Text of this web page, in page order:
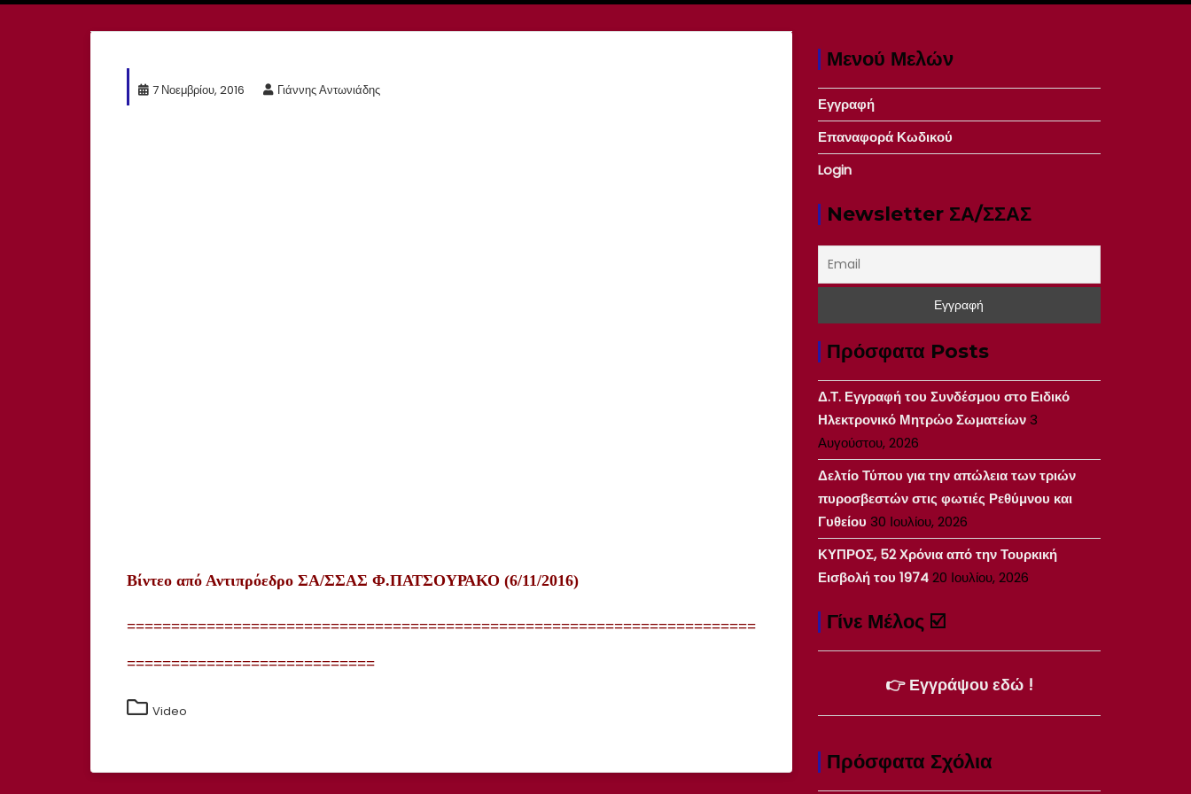
7 Νοεμβρίου, 2016 Γιάννης Αντωνιάδης
Βίντεο από Αντιπρόεδρο ΣΑ/ΣΣΑΣ Φ.ΠΑΤΣΟΥΡΑΚΟ (6/11/2016)
=======================================================================
============================
Video
Μενού Μελών
Εγγραφή
Επαναφορά Κωδικού
Login
Newsletter ΣΑ/ΣΣΑΣ
Πρόσφατα Posts
Δ.Τ. Εγγραφή του Συνδέσμου στο Ειδικό
Ηλεκτρονικό Μητρώο Σωματείων3
Αυγούστου, 2026
Δελτίο Τύπου για την απώλεια των τριών
πυροσβεστών στις φωτιές Ρεθύμνου και
Γυθείου 30 Ιουλίου, 2026
ΚΥΠΡΟΣ, 52 Χρόνια από την Τουρκική
Εισβολή του 197420 Ιουλίου, 2026
Γίνε Μέλος ☑️
👉 Εγγράψου εδώ !
Πρόσφατα Σχόλια